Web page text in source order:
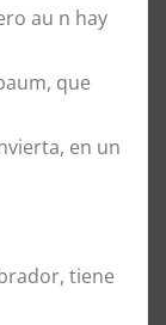
au n hay
que
en un
tiene